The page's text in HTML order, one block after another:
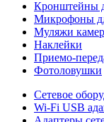
Кронштейны
Микрофоны
Муляжи
Наклейки
Приемо-
Фотоловушки
Сетевое
Wi-Fi USB